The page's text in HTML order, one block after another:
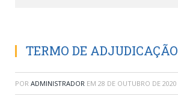
TERMO DE ADJUDICAÇÃO
POR ADMINISTRADOR EM 28 DE OUTUBRO DE 2020